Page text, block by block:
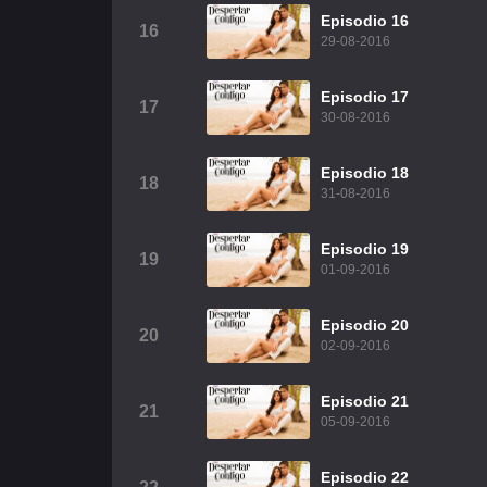
16
Episodio 16
29-08-2016
17
Episodio 17
30-08-2016
18
Episodio 18
31-08-2016
19
Episodio 19
01-09-2016
20
Episodio 20
02-09-2016
21
Episodio 21
05-09-2016
Episodio 22